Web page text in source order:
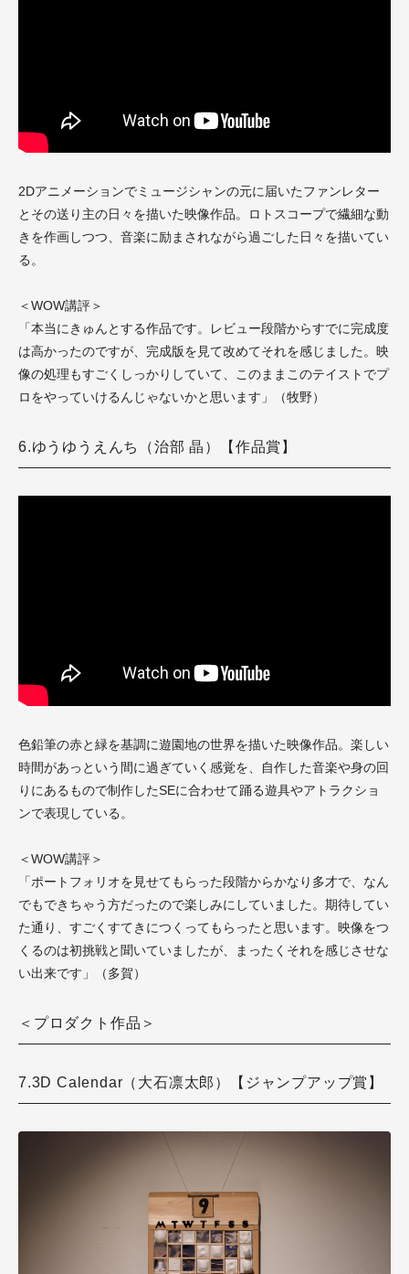
2Dアニメーションでミュージシャンの元に届いたファンレター
とその送り主の日々を描いた映像作品。ロトスコープで繊細な動
きを作画しつつ、音楽に励まされながら過ごした日々を描いてい
る。
＜WOW講評＞
「本当にきゅんとする作品です。レビュー段階からすでに完成度
は高かったのですが、完成版を見て改めてそれを感じました。映
像の処理もすごくしっかりしていて、このままこのテイストでプ
ロをやっていけるんじゃないかと思います」（牧野）
6.ゆうゆうえんち（治部 晶）【作品賞】
色鉛筆の赤と緑を基調に遊園地の世界を描いた映像作品。楽しい
時間があっという間に過ぎていく感覚を、自作した音楽や身の回
りにあるもので制作したSEに合わせて踊る遊具やアトラクショ
ンで表現している。
＜WOW講評＞
「ポートフォリオを見せてもらった段階からかなり多才で、なん
でもできちゃう方だったので楽しみにしていました。期待してい
た通り、すごくすてきにつくってもらったと思います。映像をつ
くるのは初挑戦と聞いていましたが、まったくそれを感じさせな
い出来です」（多賀）
＜プロダクト作品＞
7.3D Calendar（大石凛太郎）【ジャンプアップ賞】